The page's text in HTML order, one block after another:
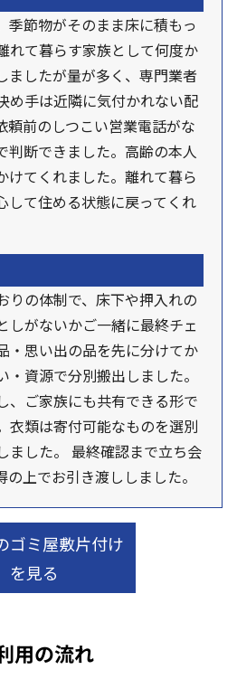
季節物がそのまま床に積もっ
れて暮らす家族として何度か
ましたが量が多く、専門業者
め手は近隣に気付かれない配
頼前のしつこい営業電話がな
判断できました。高齢の本人
けてくれました。離れて暮ら
して住める状態に戻ってくれ
りの体制で、床下や押入れの
しがないかご一緒に最終チェ
・思い出の品を先に分けてか
・資源で分別搬出しました。
、ご家族にも共有できる形で
衣類は寄付可能なものを選別
ました。 最終確認まで立ち会
上でお引き渡ししました。
ゴミ屋敷片付け
を見る
用の流れ